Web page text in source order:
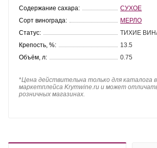
Содержание сахара:
СУХОЕ
Сорт винограда:
МЕРЛО
Статус:
ТИХИЕ
Крепость, %:
13.5
Объём, л:
0.75
*Цена действительна только для каталога
маркетплейса Krymwine.ru и может
розничных магазинах.